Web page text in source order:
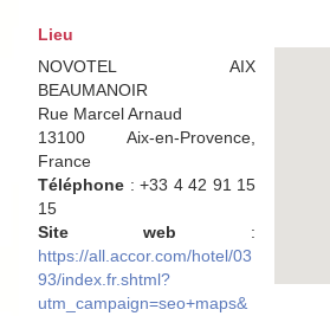
Lieu
NOVOTEL AIX
BEAUMANOIR
Rue Marcel Arnaud
13100 Aix-en-Provence,
France
Téléphone : +33 4 42 91 15
15
Site web :
https://all.accor.com/hotel/03
93/index.fr.shtml?
utm_campaign=seo+maps&